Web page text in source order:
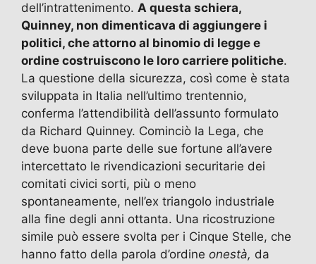
dell’intrattenimento. A questa schiera,
Quinney, non dimenticava di aggiungere i
politici, che attorno al binomio di legge e
ordine costruiscono le loro carriere politiche.
La questione della sicurezza, così come è stata
sviluppata in Italia nell’ultimo trentennio,
conferma l’attendibilità dell’assunto formulato
da Richard Quinney. Cominciò la Lega, che
deve buona parte delle sue fortune all’avere
intercettato le rivendicazioni securitarie dei
comitati civici sorti, più o meno
spontaneamente, nell’ex triangolo industriale
alla fine degli anni ottanta. Una ricostruzione
simile può essere svolta per i Cinque Stelle, che
hanno fatto della parola d’ordine onestà, da